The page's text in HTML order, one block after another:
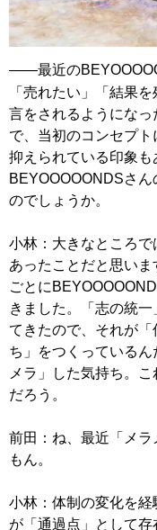
——最近の
「売れたい」「結果
言をされるようにな
で、当初のコンセプ
抑えられている印象
BEYOOOOONDSさ
のでしょうか。
小林：大きなところ
あったことだと思い
ごとに
きました。「志の統
てきたので、それが
ち」をつくっている
メラ」した気持ち。
だろう。
前田：ね、最近「メ
もん。
小林：体制の変化を経
が「通過点」として